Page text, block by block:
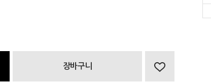
장바구니